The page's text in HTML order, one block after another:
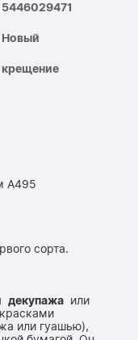
5446029471
Новый
крещение
сорта.
декупажа или
или гуашью),